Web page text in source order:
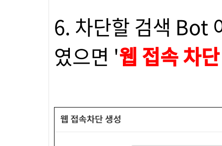
6. 차단할 검색 Bot
였으면 '웹 접속 차